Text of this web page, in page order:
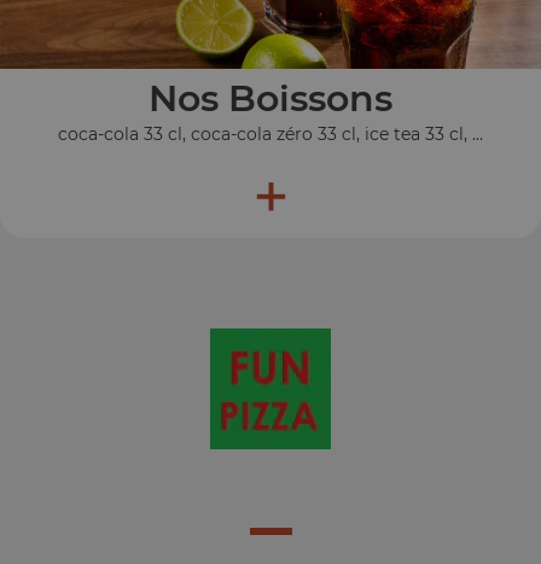
Nos Boissons
coca-cola 33 cl, coca-cola zéro 33 cl, ice tea 33 cl, ...
+